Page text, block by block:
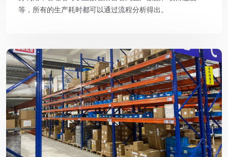
等，所有的生产耗时都可以通过流程分析得出。